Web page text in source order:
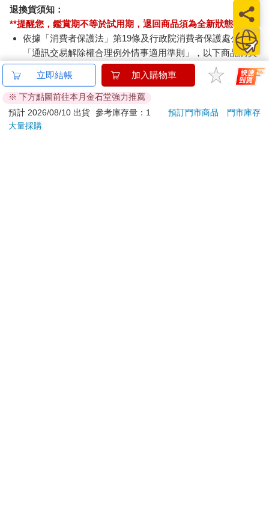
❶一六軒是日人森平太郎在本町開設的和蒩子名店（今重慶南路
一段）。後來他將店面交給妻女經營，自己創了新高製蒩，於今
古亭市場旁開了洋果子工廠，研發生產的香蕉牛奶糖、新高水果
糖、風船泡泡糖（亞洲第一個泡泡糖）等大受歡迎，更銷回日本
市場。
❷軍司令官邸現為國防部陸軍聯誼廳。
❸巴自動車（巴驓躖）指巴自動車商會的公車。日人館野弘六在
草山蓋了巴旅館，並創巴自動車商會，經營往返台北、士林、北
投、草山間的公車路線，大眾運輸帶動了草山溫泉業的發展。
退換貨須知：
**提醒您，鑑賞期不等於試用期，退回商品須為全新狀態**
依據「消費者保護法」第19條及行政院消費者保護處公告之
「通訊交易解除權合理例外情事適用準則」，以下商品購買
後，除商品本身有瑕疵外，將不提供7天的猶豫期：
易於腐敗、保存期限較短或解約時即將逾期。（如：生
鮮食品）
依消費者要求所為之客製化給付。（客製化商品）
報紙、期刊或雜誌。（含MOOK、外文雜誌）
立即結帳 加入購物車
※ 下方點圖前往本月金石堂強力推薦
預計 2026/08/10 出貨 參考庫存量：1 預訂門市商品
門市庫存
大量採購